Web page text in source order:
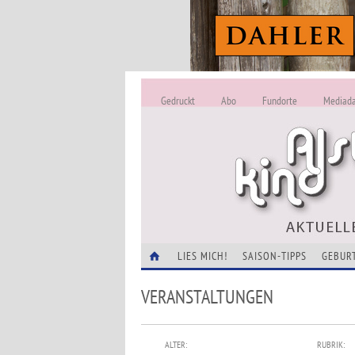
Gedruckt Abo Fundorte
LIES MICH! SAISON-TIPPS
VERANSTALTUNGEN
ALTER: RUBRIK: